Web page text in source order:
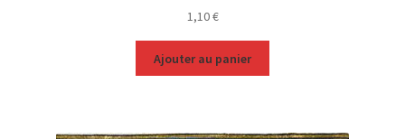
1,10€
Ajouter au panier